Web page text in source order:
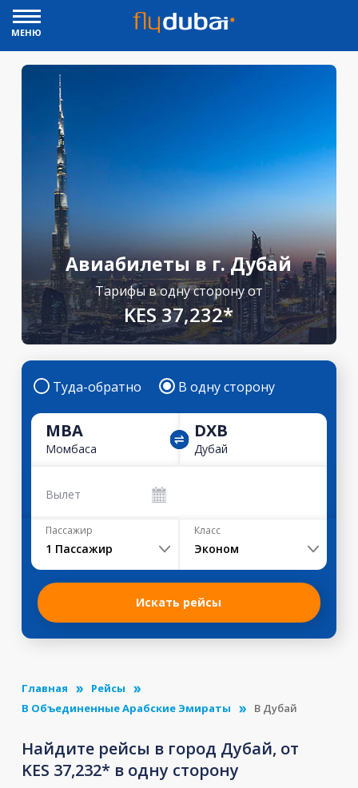
МЕНЮ
Авиабилеты в г. Дубай
Тарифы в одну сторону от
KES 37,232*
Туда-обратно В одну сторону
MBA
Момбаса
DXB
Дубай
Вылет
Пассажир
1 Пассажир
Класс
Эконом
Искать рейсы
Главная
Рейсы
В Объединенные Арабские Эмираты
В Дубай
Найдите рейсы в город Дубай, от
KES 37,232* в одну сторону